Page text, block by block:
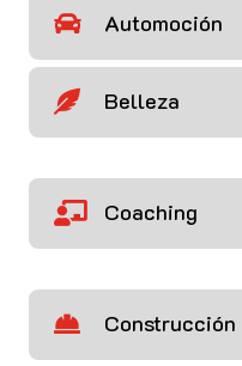
 Automoción
 Belleza
 Coaching
 Construcción